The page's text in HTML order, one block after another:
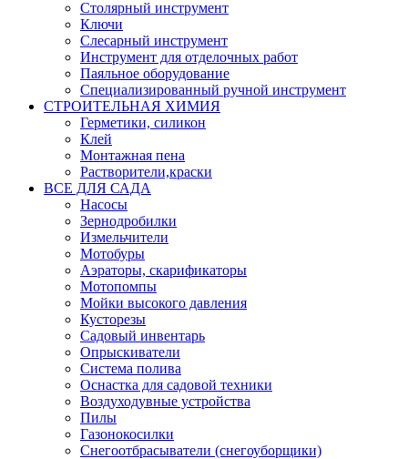
Столярный инструмент
Ключи
Слесарный инструмент
Инструмент для отделочных работ
Паяльное оборудование
Специализированный ручной инструмент
СТРОИТЕЛЬНАЯ ХИМИЯ
Герметики, силикон
Клей
Монтажная пена
Растворители,краски
ВСЕ ДЛЯ САДА
Насосы
Зернодробилки
Измельчители
Мотобуры
Аэраторы, скарификаторы
Мотопомпы
Мойки высокого давления
Кусторезы
Садовый инвентарь
Опрыскиватели
Система полива
Оснастка для садовой техники
Воздуходувные устройства
Пилы
Газонокосилки
Снегоотбрасыватели (снегоуборщики)